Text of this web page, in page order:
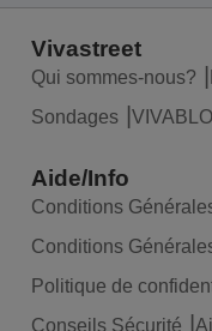
Vivastreet
Qui sommes-nous?
Sondages
Aide/Info
Conditions
Conditions
Politique de
Conseils Sécurité